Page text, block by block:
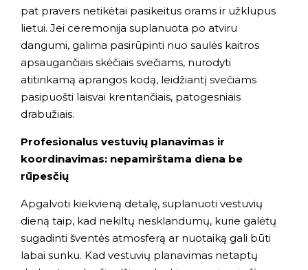
pat pravers netikėtai pasikeitus orams ir užklupus
lietui. Jei ceremonija suplanuota po atviru
dangumi, galima pasirūpinti nuo saulės kaitros
apsaugančiais skėčiais svečiams, nurodyti
atitinkamą aprangos kodą, leidžiantį svečiams
pasipuošti laisvai krentančiais, patogesniais
drabužiais.
Profesionalus vestuvių planavimas ir
koordinavimas: nepamirštama diena be
rūpesčių
Apgalvoti kiekvieną detalę, suplanuoti vestuvių
dieną taip, kad nekiltų nesklandumų, kurie galėtų
sugadinti šventės atmosferą ar nuotaiką gali būti
labai sunku. Kad vestuvių planavimas netaptų